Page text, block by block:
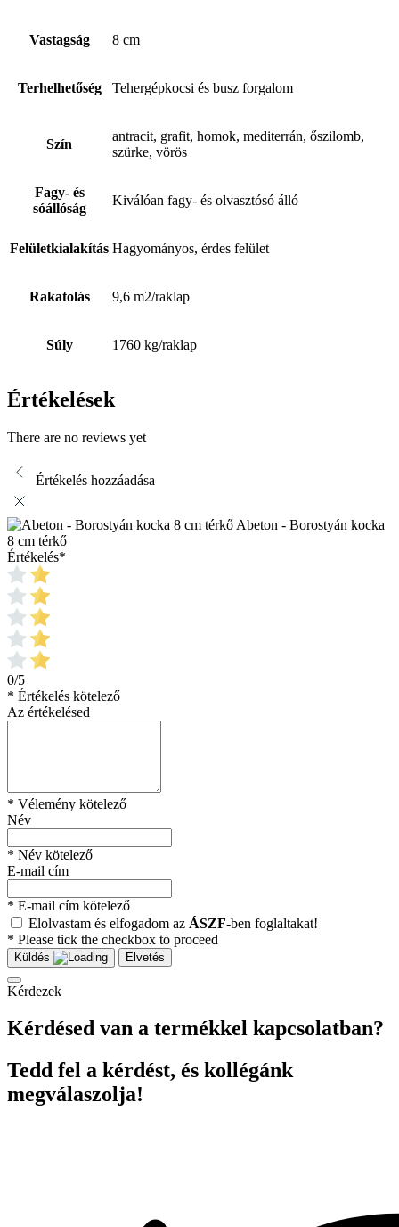
Vastagság 8 cm
Terhelhetőség Tehergépkocsi és busz forgalom
Szín
antracit, grafit, homok, mediterrán, őszilomb,
szürke, vörös
Fagy- és
sóállóság
Kiválóan fagy- és olvasztósó álló
Felületkialakítás Hagyományos, érdes felület
Rakatolás 9,6 m2/raklap
Súly 1760 kg/raklap
Értékelések
There are no reviews yet
Értékelés hozzáadása
Abeton - Borostyán kocka
8 cm térkő
Értékelés*
0/5
* Értékelés kötelező
Az értékelésed
* Vélemény kötelező
Név
* Név kötelező
E-mail cím
* E-mail cím kötelező
Elolvastam és elfogadom az ÁSZF-ben foglaltakat!
* Please tick the checkbox to proceed
Küldés Elvetés
Kérdezek
Kérdésed van a termékkel kapcsolatban?
Tedd fel a kérdést, és kollégánk
megválaszolja!